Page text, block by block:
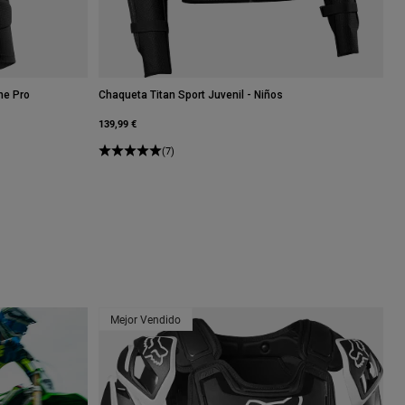
Pro Chaqueta Titan Sport Juvenil - Niños
139,99 €
(7)
Mejor Vendido